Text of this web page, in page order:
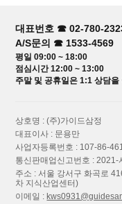
대표번호 ☎ 02-780-
A/S문의 ☎ 1533-4569
평일 09:00 ~ 18:00
점심시간 12:00 ~ 13:00
주말 및 공휴일은 1:1 상담을
상호명 : (주)가이드삼정
대표이사 : 문용만
사업자등록번호 : 107-86-
통신판매업신고번호 : 2021-
주소 : 서울 강서구 화곡로
차 지식산업센터)
이메일 :